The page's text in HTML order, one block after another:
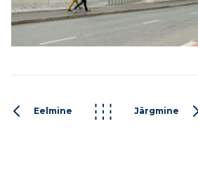
Eelmine Järgmine